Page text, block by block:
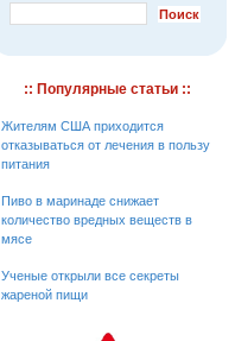
:: Популярные статьи ::
Жителям США приходится
отказываться от лечения в пользу
питания
Пиво в маринаде снижает
количество вредных веществ в
мясе
Ученые открыли все секреты
жареной пищи